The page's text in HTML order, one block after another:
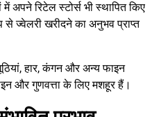
अपने रिटेल स्टोर्स भी स्थापित किए
से ज्वेलरी खरीदने का अनुभव प्राप्त
हार, कंगन और अन्य फाइन
और गुणवत्ता के लिए मशहूर हैं।